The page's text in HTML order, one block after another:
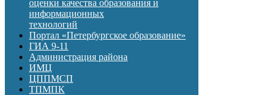
оценки качества образования и
информационных
технологий
Портал «Петербургское образование»
ГИА 9-11
Администрация района
ИМЦ
ЦППМСП
ТПМПК